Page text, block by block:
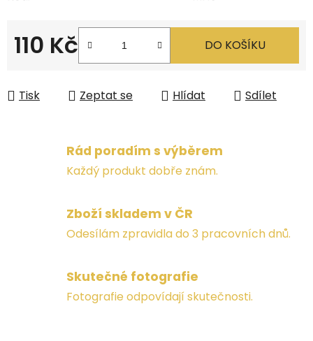
110 Kč
Měrná cena:
DO KOŠÍKU
Tisk Zeptat se Hlídat Sdílet
Rád poradím s výběrem
Každý produkt dobře znám.
Zboží skladem v ČR
Odesílám zpravidla do 3 pracovních dnů.
Skutečné fotografie
Fotografie odpovídají skutečnosti.